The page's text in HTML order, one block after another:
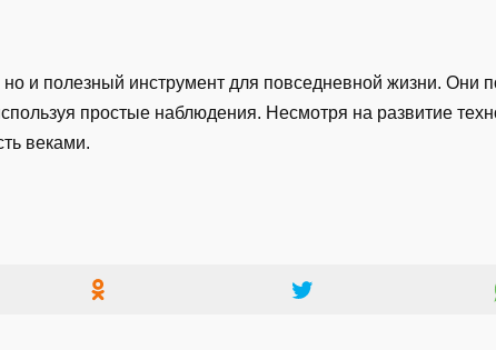
и полезный инструмент для повседневной жизни. Они
простые наблюдения. Несмотря на развитие
веками.